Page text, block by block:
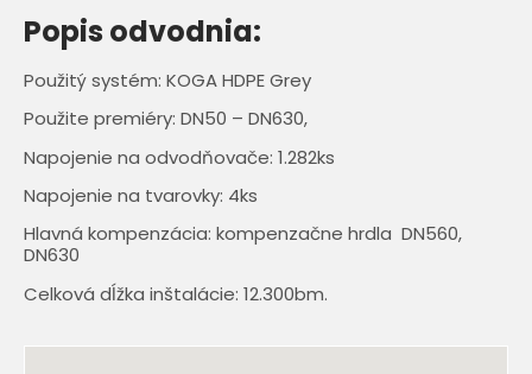
Popis odvodnia:
Použitý systém: KOGA HDPE Grey
Použite premiéry: DN50 – DN630,
Napojenie na odvodňovače: 1.282ks
Napojenie na tvarovky: 4ks
Hlavná kompenzácia: kompenzačne hrdla DN560,
DN630
Celková dĺžka inštalácie: 12.300bm.